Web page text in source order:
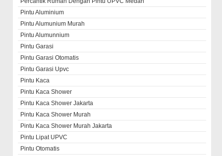
Pintu Aluminium
Pintu Alumunium Murah
Pintu Alumunnium
Pintu Garasi
Pintu Garasi Otomatis
Pintu Garasi Upvc
Pintu Kaca
Pintu Kaca Shower
Pintu Kaca Shower Jakarta
Pintu Kaca Shower Murah
Pintu Kaca Shower Murah Jakarta
Pintu Lipat UPVC
Pintu Otomatis